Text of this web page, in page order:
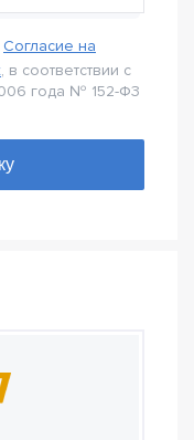
Согласие на
, в соответствии с
года № 152-Ф3